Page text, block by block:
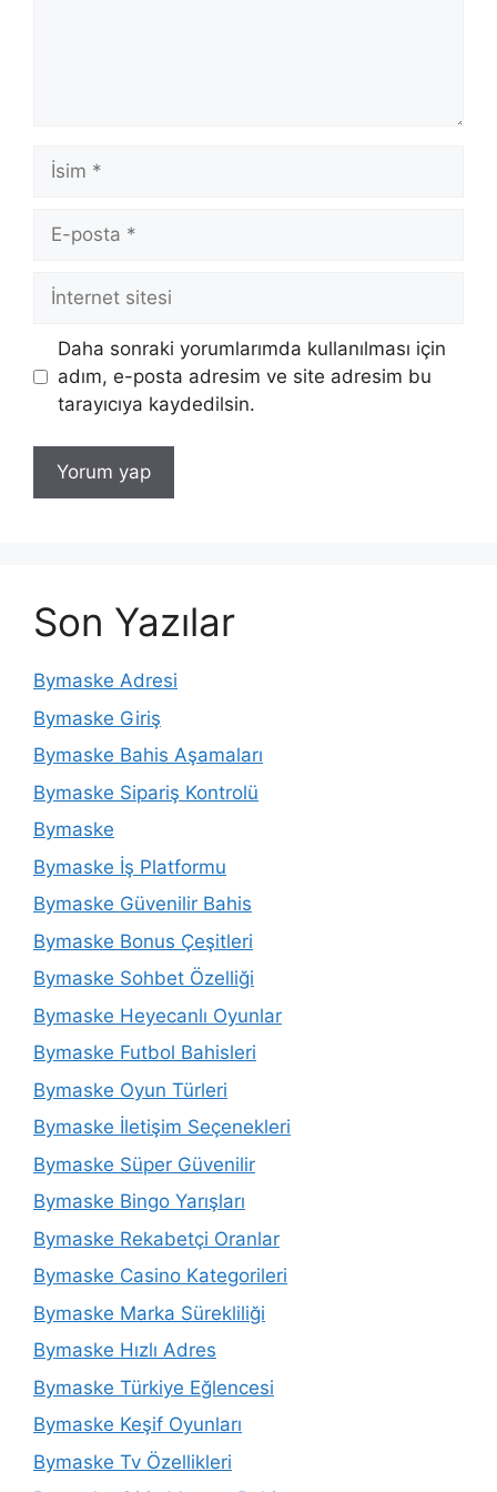
İsim
posta
İnternet
sitesi
Daha sonraki yorumlarımda kullanılması için
adım, e-posta adresim ve site adresim bu
tarayıcıya kaydedilsin.
Son Yazılar
Bymaske Adresi
Bymaske Giriş
Bymaske Bahis Aşamaları
Bymaske Sipariş Kontrolü
Bymaske
Bymaske İş Platformu
Bymaske Güvenilir Bahis
Bymaske Bonus Çeşitleri
Bymaske Sohbet Özelliği
Bymaske Heyecanlı Oyunlar
Bymaske Futbol Bahisleri
Bymaske Oyun Türleri
Bymaske İletişim Seçenekleri
Bymaske Süper Güvenilir
Bymaske Bingo Yarışları
Bymaske Rekabetçi Oranlar
Bymaske Casino Kategorileri
Bymaske Marka Sürekliliği
Bymaske Hızlı Adres
Bymaske Türkiye Eğlencesi
Bymaske Keşif Oyunları
Bymaske Tv Özellikleri